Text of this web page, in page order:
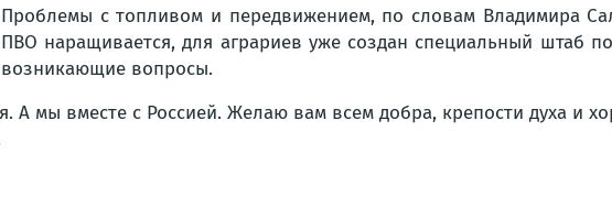
Проблемы с топливом и передвижением, по словам Владимира
ПВО наращивается, для аграриев уже создан специальный штаб
возникающие вопросы.
А мы вместе с Россией. Желаю вам всем добра, крепости духа и